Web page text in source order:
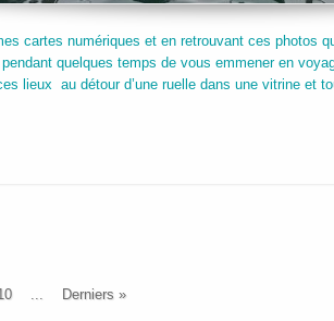
cartes numériques et en retrouvant ces photos
quelques temps de vous emmener en
lieux au détour d’une ruelle dans une vitrine et
Derniers »